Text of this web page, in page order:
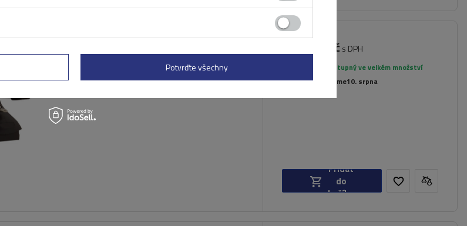
Mont Blanc AMC
3 401,00 Kč s DPH
Produkt dostupný ve velkém množství
Již nyní zašleme10. srpna
Přidat
do
košíku
Potvrďte všechny